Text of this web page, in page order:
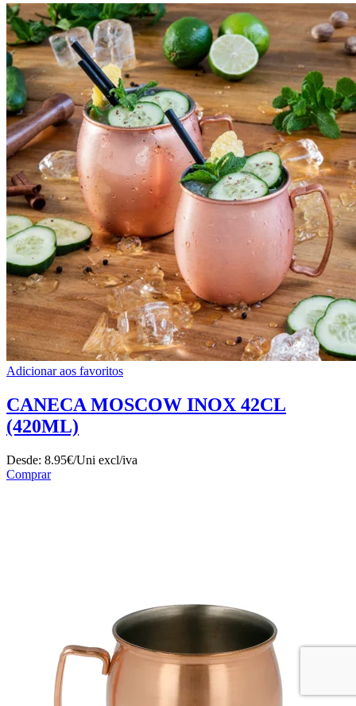
Adicionar aos favoritos
CANECA MOSCOW INOX 42CL
(420ML)
Desde: 8.95€/Uni excl/iva
Comprar